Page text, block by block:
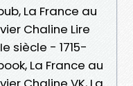
La France au
Chaline Lire
siècle - 1715-
La France au